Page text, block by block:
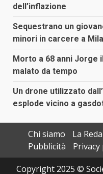
dell’inflazione
Sequestrano un
minori in carcere a
Morto a 68 anni Jorge
malato da tempo
Un drone utilizzato
esplode vicino a
Chi siamo
La
Pubblicità
Privacy
Copyright 2025 ©